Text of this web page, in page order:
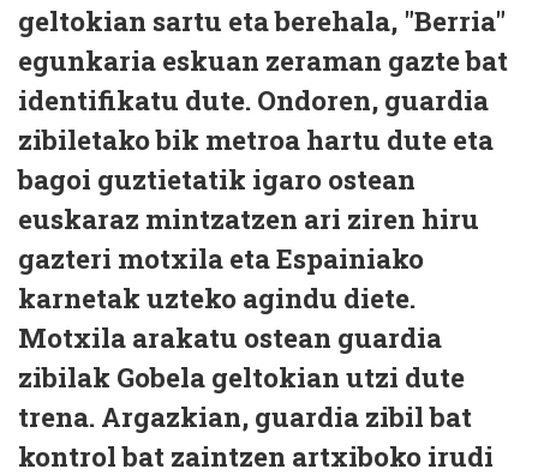
geltokian sartu eta berehala, "Berria"
egunkaria eskuan zeraman gazte bat
identifikatu dute. Ondoren, guardia
zibiletako bik metroa hartu dute eta
bagoi guztietatik igaro ostean
euskaraz mintzatzen ari ziren hiru
gazteri motxila eta Espainiako
karnetak uzteko agindu diete.
Motxila arakatu ostean guardia
zibilak Gobela geltokian utzi dute
trena. Argazkian, guardia zibil bat
kontrol bat zaintzen artxiboko irudi